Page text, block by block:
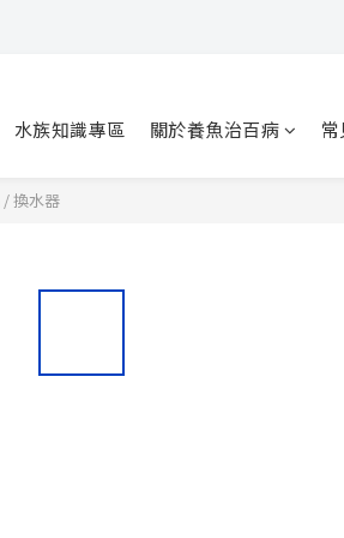
水族知識專區 關於養魚治百病
/換水器